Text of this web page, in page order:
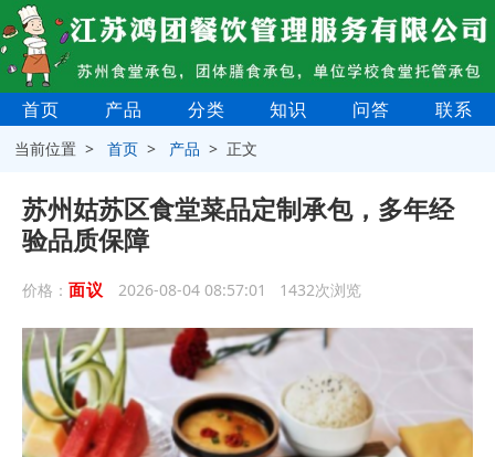
首页 产品 分类 知识 问答 联系
当前位置 >首页 > 产品 > 正文
苏州姑苏区食堂菜品定制承包，多年经
验品质保障
价格： 面议 2026-08-04 08:57:01 1432次浏览